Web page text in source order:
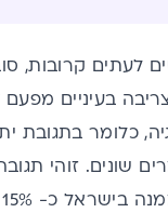
קרובות,
בעיניים מפעם
כלומר בתגובת
שונים. זוהי